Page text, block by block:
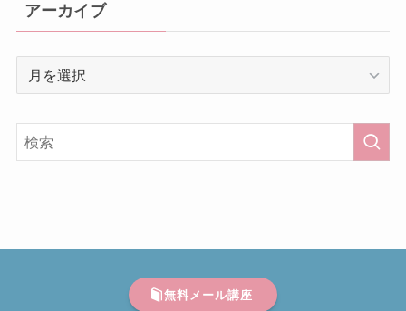
アーカイブ
イ
ブ
無料メール講座